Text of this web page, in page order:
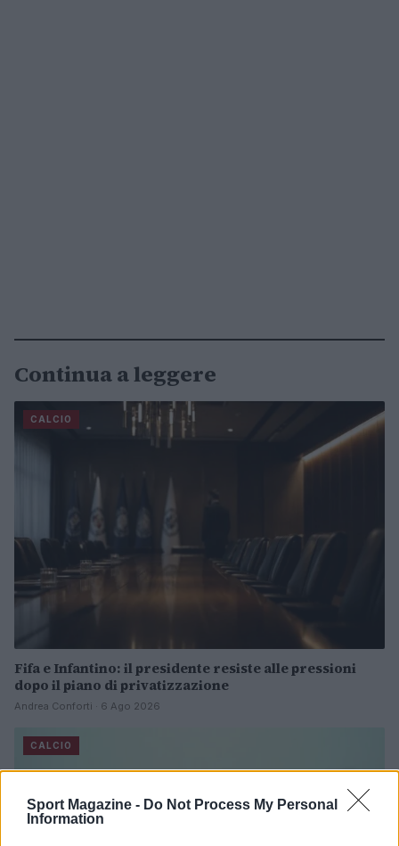
Sport Magazine - Do Not Process My Personal
Information
Continua a leggere
CALCIO
Fifa e Infantino: il presidente resiste alle pressioni
dopo il piano di privatizzazione
Andrea Conforti · 6 Ago 2026
CALCIO